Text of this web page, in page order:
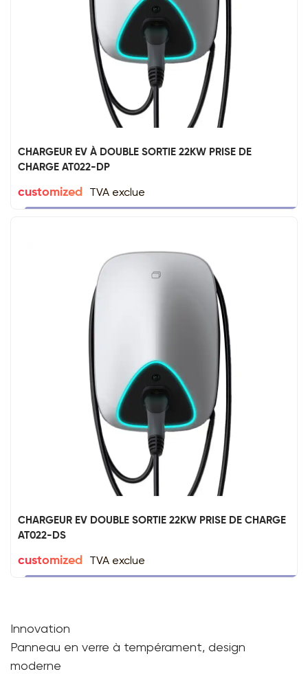
CHARGEUR EV À DOUBLE SORTIE 22KW PRISE DE
CHARGE AT022-DP
customized TVA exclue
CHARGEUR EV DOUBLE SORTIE 22KW PRISE DE CHARGE
AT022-DS
customized TVA exclue
Innovation
Panneau en verre à tempérament, design
moderne